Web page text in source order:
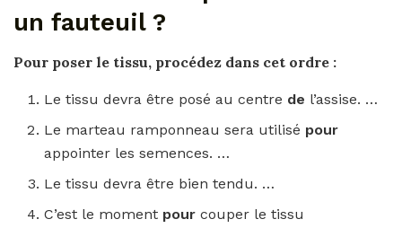
un fauteuil ?
Pour poser le tissu, procédez dans cet ordre :
Le tissu devra être posé au centre de l’assise. …
Le marteau ramponneau sera utilisé pour
appointer les semences. …
Le tissu devra être bien tendu. …
C’est le moment pourcouper le tissu